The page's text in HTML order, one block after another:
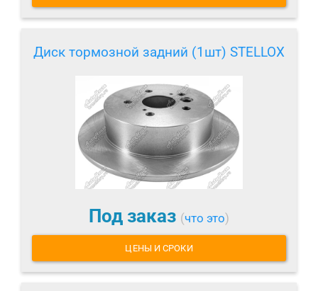
Диск тормозной задний (1шт) STELLOX
Под заказ (что это)
ЦЕНЫ И СРОКИ